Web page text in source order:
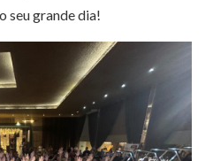
seu grande dia!